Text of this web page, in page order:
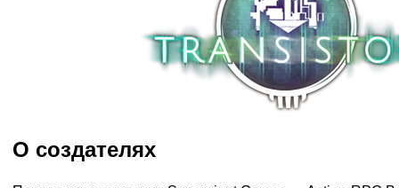
О создателях